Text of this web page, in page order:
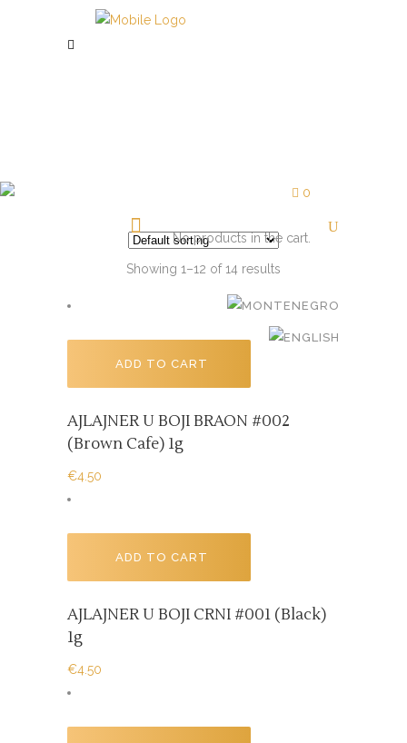
0
No products in the cart.
Showing 1–12 of 14 results
ADD TO CART
AJLAJNER U BOJI BRAON #002
(brown Cafe) 1g
€4.50
ADD TO CART
AJLAJNER U BOJI CRNI #001 (black)
1g
€4.50